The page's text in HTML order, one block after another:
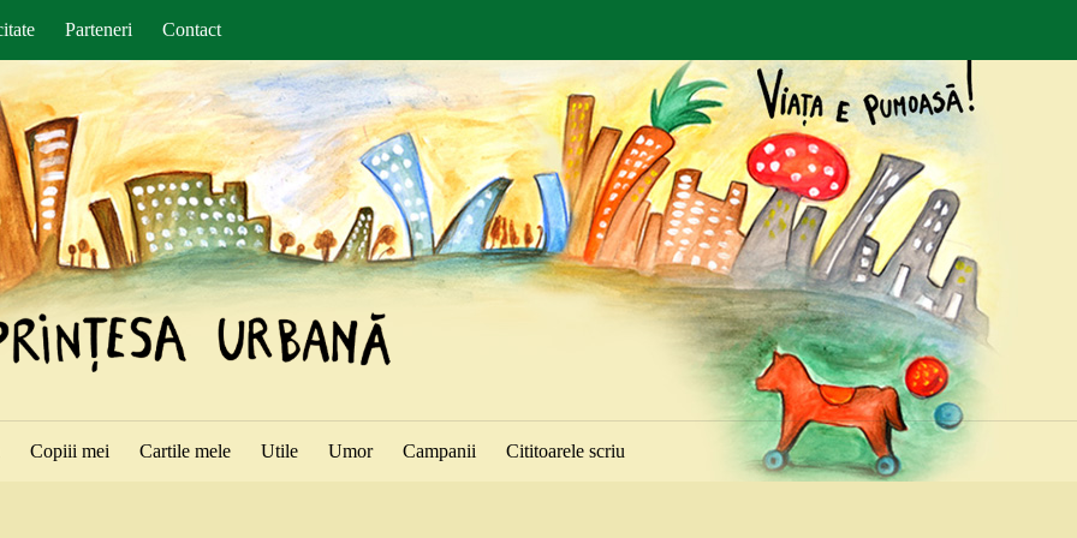
Parteneri Contact
Copiii mei Cartile mele Utile Umor Campanii Cititoarele scriu